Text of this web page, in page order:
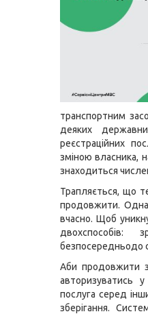
транспортним
деяких
реєстраційних
зміною власника,
знаходиться
Трапляється, що
продовжити.
вчасно. Щоб
безпосередньодо
Аби продовжити
авторизуватись
послуга серед
зберігання.